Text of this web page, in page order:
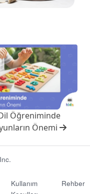
Öğreniminde
Önemi
Kullanım
Rehber